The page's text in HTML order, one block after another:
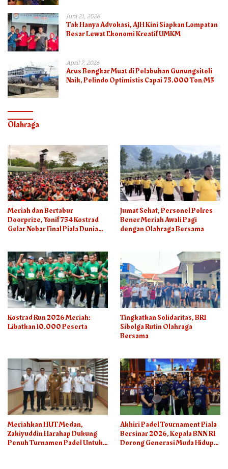
Juni 21, 2026
Tak Hanya Advokasi, AJH Kini Siapkan Lompatan
Besar Lewat Ekonomi Kreatif UMKM
April 7, 2026
Arus Bongkar Muat di Pelabuhan Gunungsitoli
Naik, Pelindo Optimistis Capai 75.000 Ton/M3
Olahraga
Meriah dan Bertabur
Doorprize, Yonif 754 Kostrad
Gelar Nobar Final Piala Dunia
Jumat Sehat, Personel Polres
Bener Meriah Awali Pagi
dengan Olahraga Bersama
Kostrad Run 2026 Meriah:
Libatkan 10.000 Peserta
Tingkatkan Solidaritas, BRI
Sibolga Rutin Olahraga
Bersama
Meriahkan HUT Medan,
Zakiyuddin Harahap Dukung
Penuh Turnamen Padel Untuk
Akhiri Padel Tournament Piala
Bersinar 2026, Kepala BNN RI
Dorong Generasi Muda Hidup